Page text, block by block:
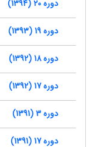
دوره 20 (1394)
دوره 19 (1393)
دوره 18 (1392)
دوره 17 (1392)
دوره 3 (1391)
دوره 17 (1391)